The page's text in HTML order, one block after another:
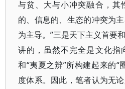
与贫、大与小冲突融合，其
的、信息的、生态的冲突为
为主导。”三是天下主义首要
讲的，虽然不完全是文化指
和“夷夏之辨”所构建起来的“
度体系。因此，笔者认为无